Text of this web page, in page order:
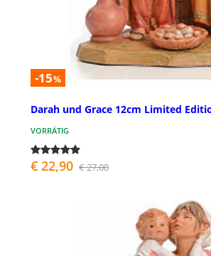
-15%
Darah und Grace 12cm Limited
VORRÄTIG
€ 22,90 € 27,00